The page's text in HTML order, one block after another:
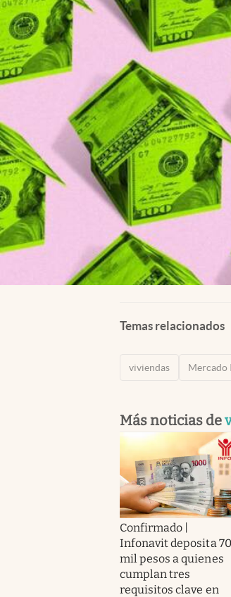
Temas relacionados
viviendas Mercado
Más noticias de
Confirmado |
Infonavit deposita 70
mil pesos a quienes
cumplan tres
requisitos clave en